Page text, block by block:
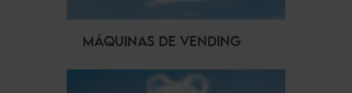
MÁQUINAS DE VENDING